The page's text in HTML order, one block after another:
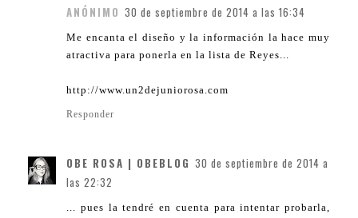
ANÓNIMO 30 de septiembre de 2014 a las 16:34
Me encanta el diseño y la información la hace muy
atractiva para ponerla en la lista de Reyes...
http://www.un2dejuniorosa.com
Responder
OBE ROSA | OBEBLOG 30 de septiembre de 2014 a
las 22:32
... pues la tendré en cuenta para intentar probarla,